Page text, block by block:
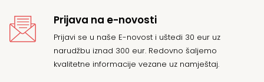
Prijava na e-novosti
Prijavi se u naše E-novost i uštedi 30 eur uz
narudžbu iznad 300 eur. Redovno šaljemo
kvalitetne informacije vezane uz namještaj.